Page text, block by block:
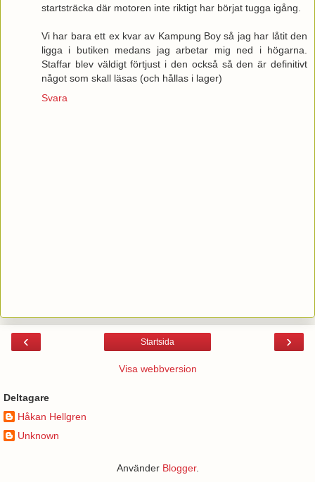
startsträcka där motoren inte riktigt har börjat tugga igång.
Vi har bara ett ex kvar av Kampung Boy så jag har låtit den
ligga i butiken medans jag arbetar mig ned i högarna.
Staffar blev väldigt förtjust i den också så den är definitivt
något som skall läsas (och hållas i lager)
Svara
‹ ›
Startsida
Visa webbversion
Deltagare
Håkan Hellgren
Unknown
Använder Blogger.